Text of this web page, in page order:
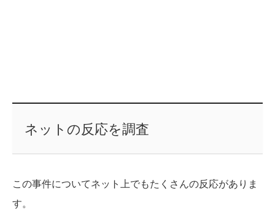
ネットの反応を調査
この事件についてネット上でもたくさんの反応がありま
す。